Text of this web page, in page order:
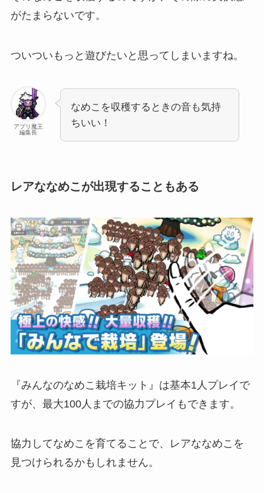
がたまらないです。
ついついもっと遊びたいと思ってしまいますね。
アプリ魔王
編集長
なめこを収穫するときの音も気持
ちいい！
レアななめこが出現することもある
『みんなのなめこ栽培キット』は基本1人プレイで
すが、最大100人までの協力プレイもできます。
協力してなめこを育てることで、レアななめこを
見つけられるかもしれません。